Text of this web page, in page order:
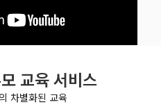
교육 서비스
차별화된 교육